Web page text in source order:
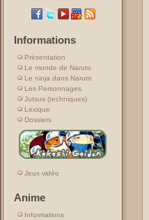
Informations
Présentation
Le monde de Naruto
Le ninja dans Naruto
Les Personnages
Jutsus (techniques)
Lexique
Dossiers
Jeux vidéo
Anime
Informations